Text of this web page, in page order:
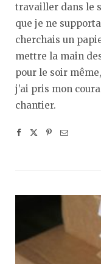
travailler dans le
que je ne
cherchais un
mettre la main
pour le soir
j’ai pris mon
chantier.